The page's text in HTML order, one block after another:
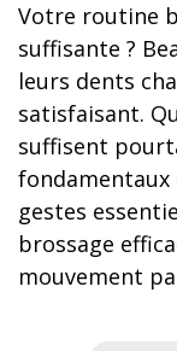
Votre routine
suffisante ?
leurs dents
satisfaisant.
suffisent
fondamentaux
gestes
brossage
mouvement